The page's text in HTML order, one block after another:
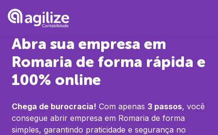
Abra sua empresa em
Romaria de forma rápida e
100% online
Chega de burocracia! Com apenas 3 passos, você
consegue abrir empresa em Romaria de forma
simples, garantindo praticidade e segurança no